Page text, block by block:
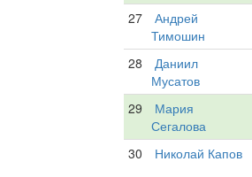
27
Андрей
Тимошин
28
Даниил
Мусатов
29
Мария
Сегалова
30 Николай Капов